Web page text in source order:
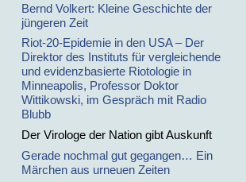
Bernd Volkert: Kleine Geschichte der
jüngeren Zeit
Riot-20-Epidemie in den USA – Der
Direktor des Instituts für vergleichende
und evidenzbasierte Riotologie in
Minneapolis, Professor Doktor
Wittikowski, im Gespräch mit Radio
Blubb
Der Virologe der Nation gibt Auskunft
Gerade nochmal gut gegangen… Ein
Märchen aus urneuen Zeiten